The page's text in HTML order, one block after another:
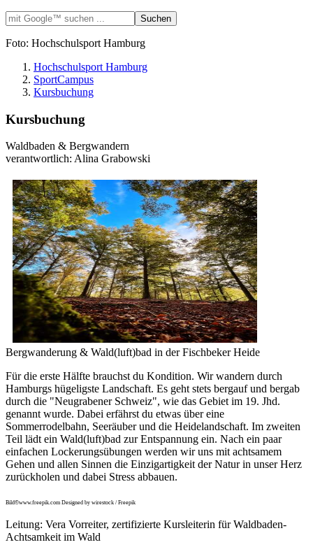
Foto: Hochschulsport Hamburg
Hochschulsport Hamburg
SportCampus
Kursbuchung
Kursbuchung
Waldbaden & Bergwandern
verantwortlich: Alina Grabowski
Bergwanderung & Wald(luft)bad in der Fischbeker Heide
Für die erste Hälfte brauchst du Kondition. Wir wandern durch
Hamburgs hügeligste Landschaft. Es geht stets bergauf und bergab
durch die "Neugrabener Schweiz", wie das Gebiet im 19. Jhd.
genannt wurde. Dabei erfährst du etwas über eine
Sommerrodelbahn, Seeräuber und die Heidelandschaft. Im zweiten
Teil lädt ein Wald(luft)bad zur Entspannung ein. Nach ein paar
einfachen Lockerungsübungen werden wir uns mit achtsamem
Gehen und allen Sinnen die Einzigartigkeit der Natur in unser Herz
zurückholen und dabei Stress abbauen.
Bild©www.freepik.com Designed by wirestock / Freepik
Leitung: Vera Vorreiter, zertifizierte Kursleiterin für Waldbaden-
Achtsamkeit im Wald